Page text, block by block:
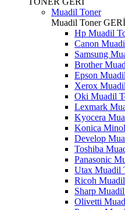
Muadil Toner
Muadil TonerGERİ
Hp Muadil
Canon
Samsung
Brother
Epson
Xerox
Oki Muadil
Lexmark
Kyocera
Konica
Develop
Toshiba
Panasonic
Utax Muadil
Ricoh
Sharp
Olivetti